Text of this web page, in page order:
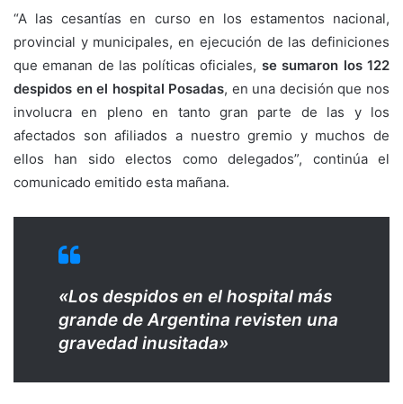
“A las cesantías en curso en los estamentos nacional,
provincial y municipales, en ejecución de las definiciones
que emanan de las políticas oficiales, se sumaron los 122
despidos en el hospital Posadas, en una decisión que nos
involucra en pleno en tanto gran parte de las y los
afectados son afiliados a nuestro gremio y muchos de
ellos han sido electos como delegados”, continúa el
comunicado emitido esta mañana.
«Los despidos en el hospital más
grande de Argentina revisten una
gravedad inusitada»